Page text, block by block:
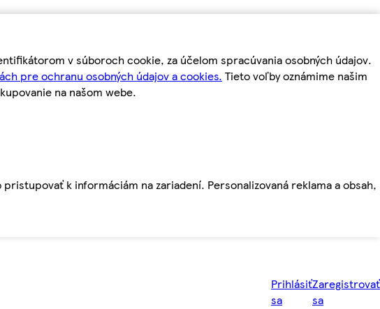
v súboroch cookie, za účelom spracúvania osobných údajov.
pre ochranu osobných údajov a cookies. Tieto voľby oznámime našim
na našom webe.
k informáciám na zariadení. Personalizovaná reklama a obsah,
Prihlásiť
sa
Zaregistrovať
sa